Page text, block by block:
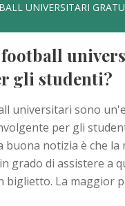
UNIVERSITARI
gli studenti?
universitari sono
per gli
buona notizia è che
grado di assistere a
biglietto. La maggior